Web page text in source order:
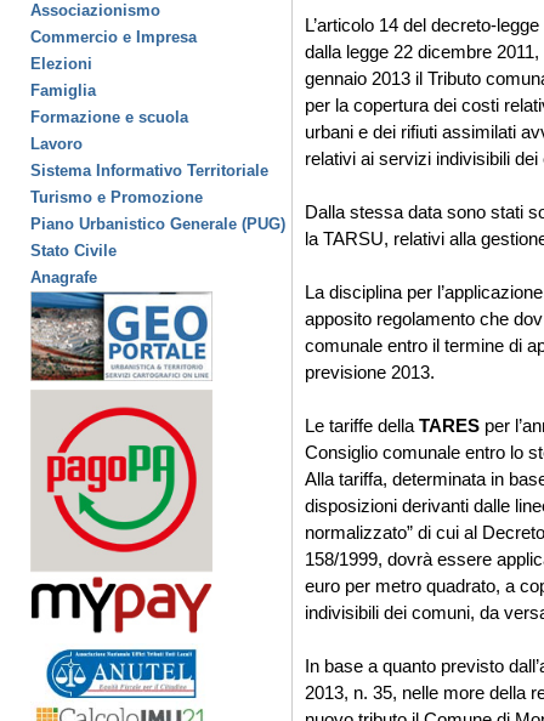
Associazionismo
Commercio e Impresa
Elezioni
Famiglia
Formazione e scuola
Lavoro
Sistema Informativo Territoriale
Turismo e Promozione
Piano Urbanistico Generale (PUG)
Stato Civile
Anagrafe
L’articolo 14 del decreto-
dalla legge 22 dicembre
gennaio 2013 il Tributo
per la copertura dei costi
urbani e dei rifiuti assimilati
relativi ai servizi indivisibili dei
Dalla stessa data sono stati
la TARSU, relativi alla
La disciplina per
apposito regolamento che
comunale entro il termine di
previsione 2013.
Le tariffe della TARES per
Consiglio comunale entro lo
Alla tariffa, determinata in
disposizioni derivanti dalle
normalizzato” di cui al
158/1999, dovrà essere
euro per metro quadrato, a
indivisibili dei comuni, da
In base a quanto previsto
2013, n. 35, nelle more della